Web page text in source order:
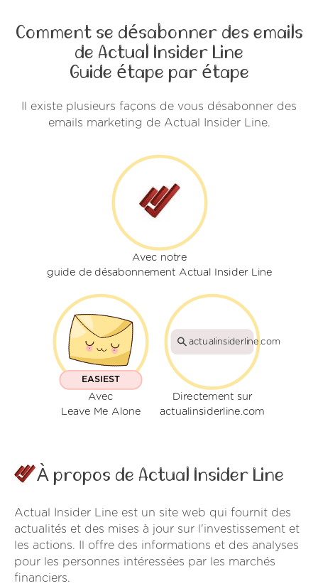
Comment se désabonner des emails
de Actual Insider Line
Guide étape par étape
Il existe plusieurs façons de vous désabonner des
emails marketing de Actual Insider Line.
Avec notre
guide de désabonnement Actual Insider Line
EASIEST
Avec
Leave Me Alone
actualinsiderline.com
Directement sur
actualinsiderline.com
À propos de Actual Insider Line
Actual Insider Line est un site web qui fournit des
actualités et des mises à jour sur l'investissement et
les actions. Il offre des informations et des analyses
pour les personnes intéressées par les marchés
financiers.